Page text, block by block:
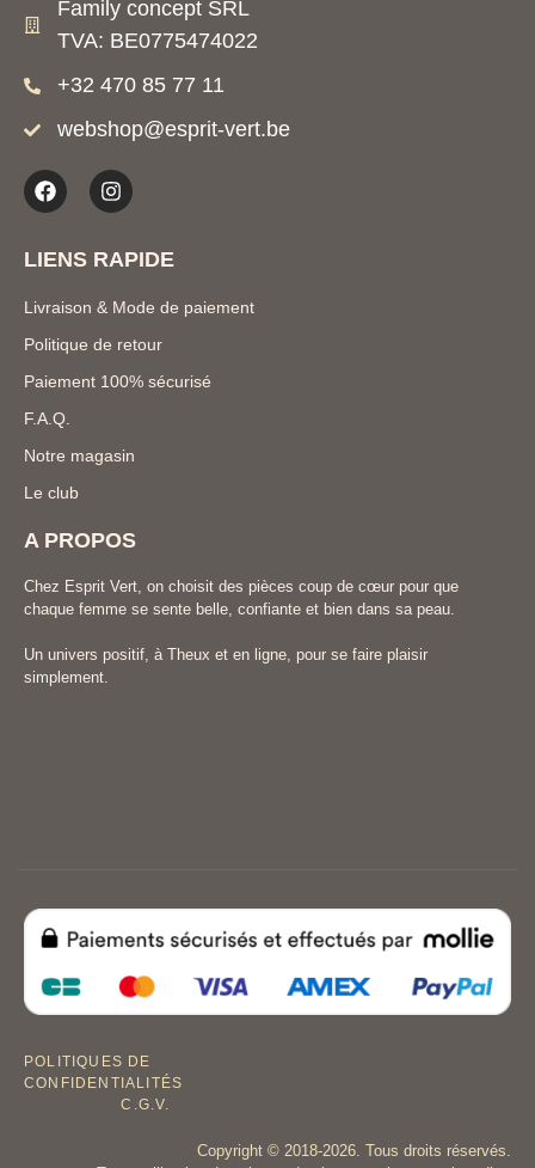
Family concept SRL
TVA: BE0775474022
+32 470 85 77 11
webshop@esprit-vert.be
LIENS RAPIDE
Livraison & Mode de paiement
Politique de retour
Paiement 100% sécurisé
F.A.Q.
Notre magasin
Le club
A PROPOS
Chez Esprit Vert, on choisit des pièces coup de cœur pour que
chaque femme se sente belle, confiante et bien dans sa peau.
Un univers positif, à Theux et en ligne, pour se faire plaisir
simplement.
POLITIQUES DE
CONFIDENTIALITÉS
C.G.V.
Copyright © 2018-2026. Tous droits réservés.